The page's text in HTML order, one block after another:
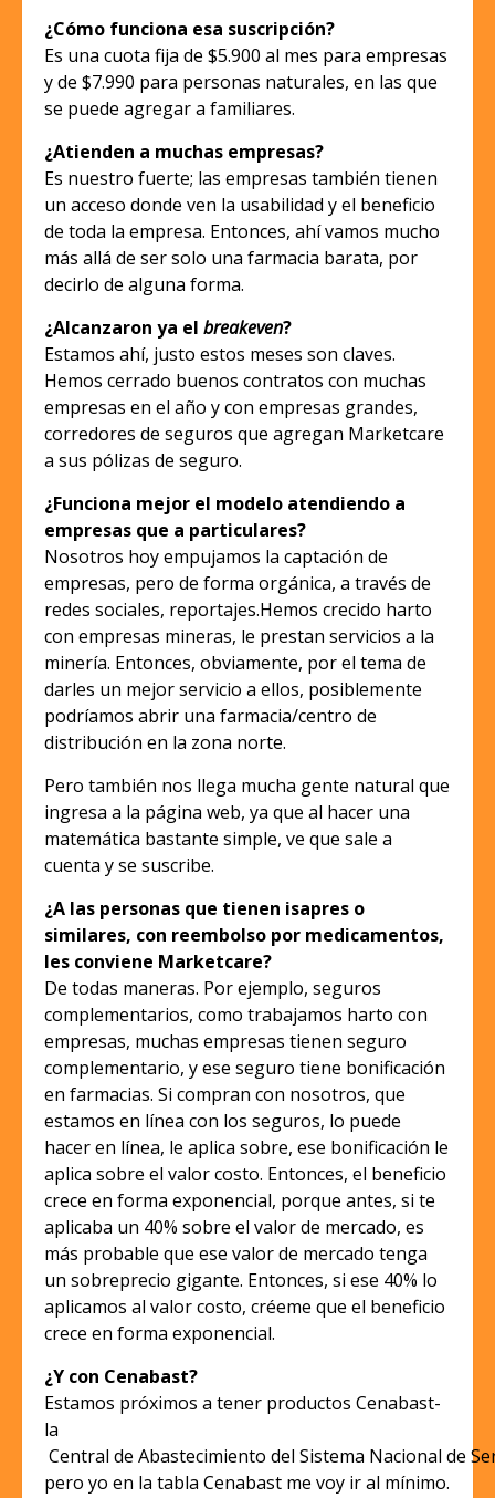
¿Cómo funciona esa suscripción?
Es una cuota fija de $5.900 al mes para empresas
y de $7.990 para personas naturales, en las que
se puede agregar a familiares.
¿Atienden a muchas empresas?
Es nuestro fuerte; las empresas también tienen
un acceso donde ven la usabilidad y el beneficio
de toda la empresa. Entonces, ahí vamos mucho
más allá de ser solo una farmacia barata, por
decirlo de alguna forma.
¿Alcanzaron ya el breakeven?
Estamos ahí, justo estos meses son claves.
Hemos cerrado buenos contratos con muchas
empresas en el año y con empresas grandes,
corredores de seguros que agregan Marketcare
a sus pólizas de seguro.
¿Funciona mejor el modelo atendiendo a
empresas que a particulares?
Nosotros hoy empujamos la captación de
empresas, pero de forma orgánica, a través de
redes sociales, reportajes.Hemos crecido harto
con empresas mineras, le prestan servicios a la
minería. Entonces, obviamente, por el tema de
darles un mejor servicio a ellos, posiblemente
podríamos abrir una farmacia/centro de
distribución en la zona norte.
Pero también nos llega mucha gente natural que
ingresa a la página web, ya que al hacer una
matemática bastante simple, ve que sale a
cuenta y se suscribe.
¿A las personas que tienen isapres o
similares, con reembolso por medicamentos,
les conviene Marketcare?
De todas maneras. Por ejemplo, seguros
complementarios, como trabajamos harto con
empresas, muchas empresas tienen seguro
complementario, y ese seguro tiene bonificación
en farmacias. Si compran con nosotros, que
estamos en línea con los seguros, lo puede
hacer en línea, le aplica sobre, ese bonificación le
aplica sobre el valor costo. Entonces, el beneficio
crece en forma exponencial, porque antes, si te
aplicaba un 40% sobre el valor de mercado, es
más probable que ese valor de mercado tenga
un sobreprecio gigante. Entonces, si ese 40% lo
aplicamos al valor costo, créeme que el beneficio
crece en forma exponencial.
¿Y con Cenabast?
Estamos próximos a tener productos Cenabast-
la
Central de Abastecimiento del Sistema Nacional de
pero yo en la tabla Cenabast me voy ir al mínimo.